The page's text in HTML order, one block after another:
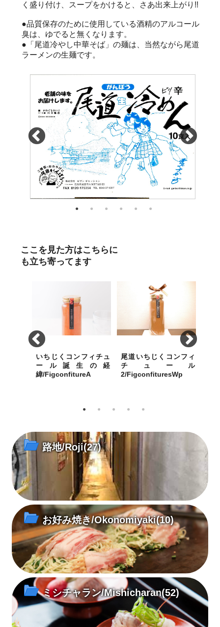
く盛り付け、スープをかけると、さあ出来上がり!!
●品質保存のために使用している酒精のアルコール
臭は、ゆでると無くなります。
●「尾道冷やし中華そば」の麺は、当然ながら尾道
ラーメンの生麺です。
ここを見た方はこちらに
も立ち寄ってます
いちじくコンフィチュ
ール誕生の経
緯/FigconfitureA
尾道ブランドづくりで、発
尾道いちじくコンフィ
チュール
2/FigconfituresWp
心のこもった1本の手造りお
す。
路地/Roji(27)
お好み焼き/Okonomiyaki(10)
ミシチャラン/Mishicharan(52)